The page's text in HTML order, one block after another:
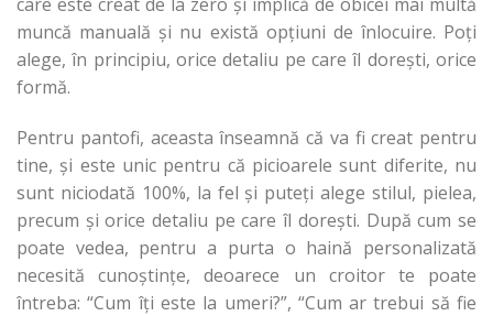
muncă manuală și nu există opțiuni de înlocuire. Poți
alege, în principiu, orice detaliu pe care îl dorești, orice
formă.
Pentru pantofi, aceasta înseamnă că va fi creat pentru
tine, și este unic pentru că picioarele sunt diferite, nu
sunt niciodată 100%, la fel și puteți alege stilul, pielea,
precum și orice detaliu pe care îl dorești. După cum se
poate vedea, pentru a purta o haină personalizată
necesită cunoștințe, deoarece un croitor te poate
întreba: “Cum îți este la umeri?”, “Cum ar trebui să fie